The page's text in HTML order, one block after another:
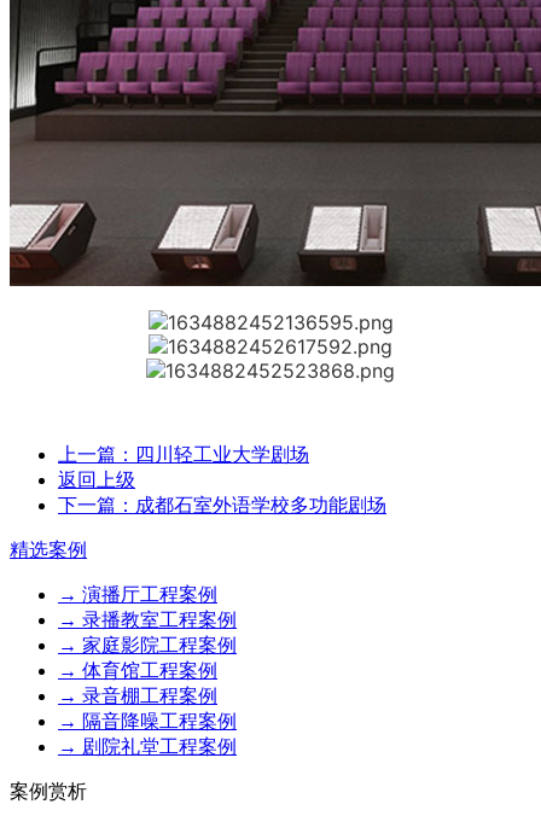
上一篇：四川轻工业大学剧场
返回上级
下一篇：成都石室外语学校多功能剧场
精选案例
→ 演播厅工程案例
→ 录播教室工程案例
→ 家庭影院工程案例
→ 体育馆工程案例
→ 录音棚工程案例
→ 隔音降噪工程案例
→ 剧院礼堂工程案例
案例赏析